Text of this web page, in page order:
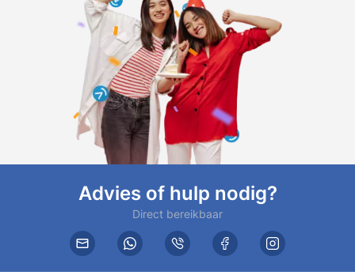
Advies of hulp nodig?
Direct bereikbaar